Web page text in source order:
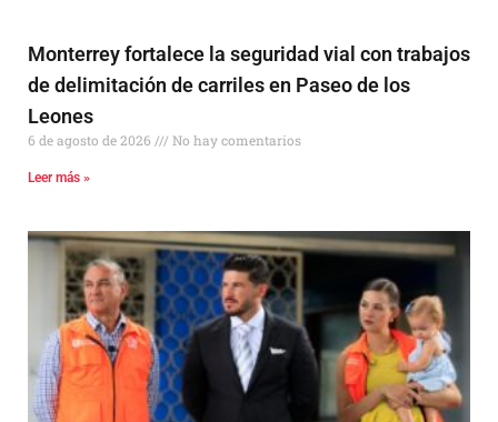
Monterrey fortalece la seguridad vial con trabajos
de delimitación de carriles en Paseo de los
Leones
6 de agosto de 2026 No hay comentarios
Leer más »